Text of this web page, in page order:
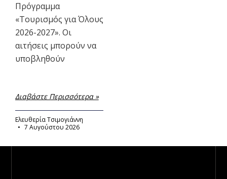
Πρόγραμμα
«Τουρισμός για Όλους
2026-2027». Οι
αιτήσεις μπορούν να
υποβληθούν
Διαβάστε Περισσότερα »
Ελευθερία Τσιμογιάννη
7 Αυγούστου 2026